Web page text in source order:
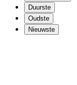
Duurste
Oudste
Nieuwste